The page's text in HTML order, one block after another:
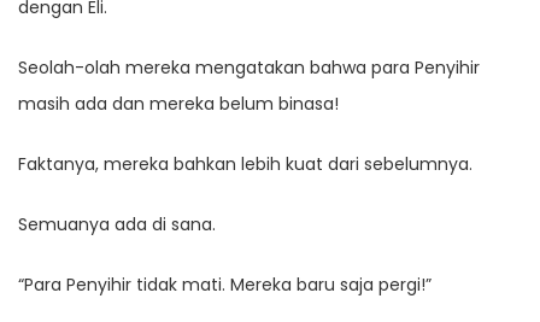
dengan Eli.
Seolah-olah mereka mengatakan bahwa para Penyihir
masih ada dan mereka belum binasa!
Faktanya, mereka bahkan lebih kuat dari sebelumnya.
Semuanya ada di sana.
“Para Penyihir tidak mati. Mereka baru saja pergi!”